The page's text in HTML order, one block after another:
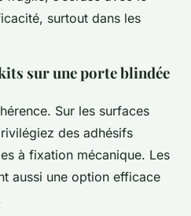
surtout dans les
sur une porte blindée
Sur les surfaces
des adhésifs
à fixation mécanique. Les
aussi une option efficace